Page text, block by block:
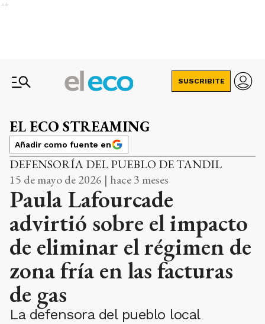
Ads
SUSCRIBITE
EL ECO STREAMING
Añadir como fuente en
DEFENSORÍA DEL PUEBLO DE TANDIL
15 de mayo de 2026 | hace 3 meses
Paula Lafourcade
advirtió sobre el impacto
de eliminar el régimen de
zona fría en las facturas
de gas
La defensora del pueblo local